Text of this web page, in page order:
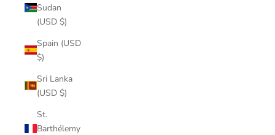
Sudan
(USD $)
Spain (USD
$)
Sri Lanka
(USD $)
St.
Barthélemy